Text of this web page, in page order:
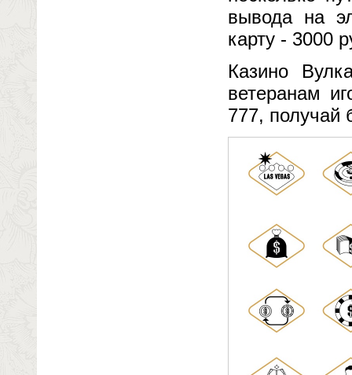
вывода на
карту - 3000
Казино
ветеранам
777, получай